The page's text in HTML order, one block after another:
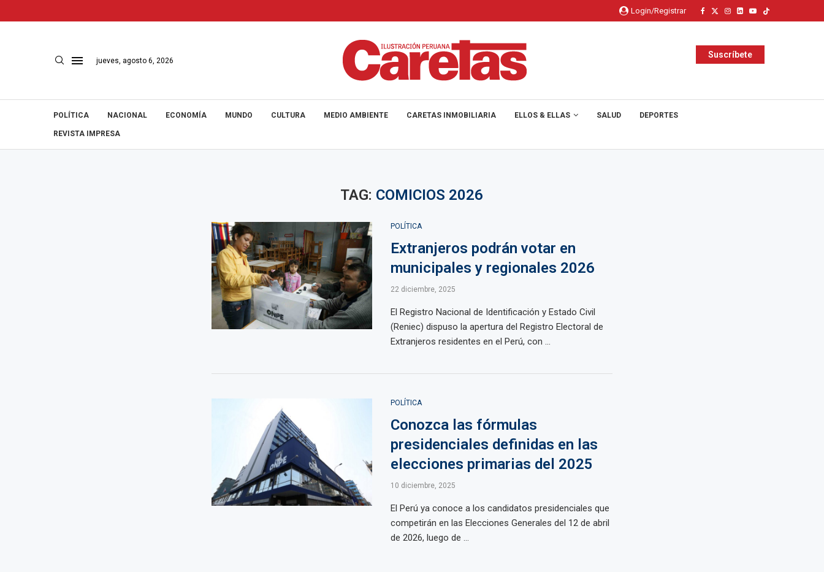
Login/Registrar
jueves, agosto 6, 2026
Suscríbete
POLÍTICA NACIONAL ECONOMÍA MUNDO CULTURA MEDIO AMBIENTE CARETAS INMOBILIARIA ELLOS & ELLAS SALUD DEPORTES
REVISTA IMPRESA
TAG: COMICIOS 2026
POLÍTICA
Extranjeros podrán votar en
municipales y regionales 2026
22 diciembre, 2025
El Registro Nacional de Identificación y Estado Civil
(Reniec) dispuso la apertura del Registro Electoral de
Extranjeros residentes en el Perú, con ...
POLÍTICA
Conozca las fórmulas
presidenciales definidas en las
elecciones primarias del 2025
10 diciembre, 2025
El Perú ya conoce a los candidatos presidenciales que
competirán en las Elecciones Generales del 12 de abril
de 2026, luego de ...